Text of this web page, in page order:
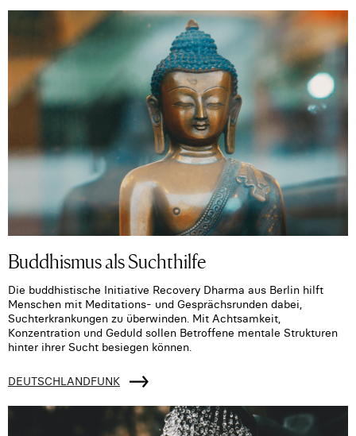
Buddhismus als Suchthilfe
Die buddhistische Initiative Recovery Dharma aus Berlin hilft
Menschen mit Meditations- und Gesprächsrunden dabei,
Suchterkrankungen zu überwinden. Mit Achtsamkeit,
Konzentration und Geduld sollen Betroffene mentale Strukturen
hinter ihrer Sucht besiegen können.
DEUTSCHLANDFUNK